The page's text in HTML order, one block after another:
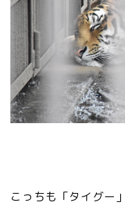
こっちも「タイグー」